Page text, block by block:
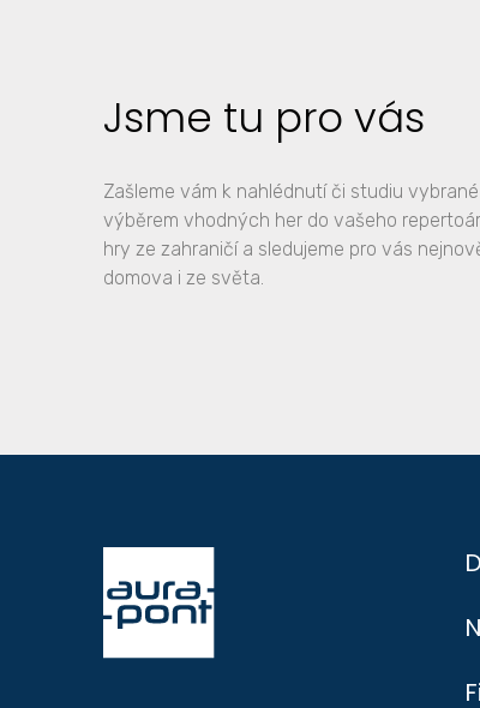
Jsme tu pro vás
Zašleme vám k nahlédnutí či studiu
výběrem vhodných her do vašeho
hry ze zahraničí a sledujeme pro vás
domova i ze světa.